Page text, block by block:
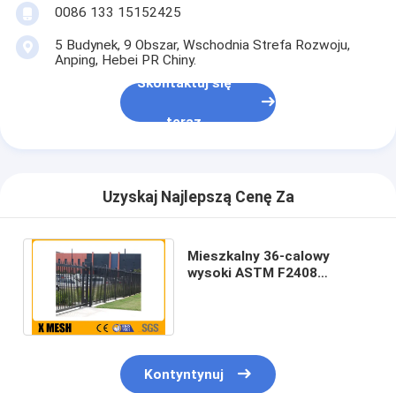
0086 133 15152425
5 Budynek, 9 Obszar, Wschodnia Strefa Rozwoju,
Anping, Hebei PR Chiny.
Skontaktuj się
teraz
Uzyskaj Najlepszą Cenę Za
Mieszkalny 36-calowy
wysoki ASTM F2408
Kontyntynuj